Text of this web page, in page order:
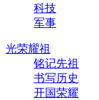
科技
军事
光荣耀祖
铭记先祖
书写历史
开国荣耀